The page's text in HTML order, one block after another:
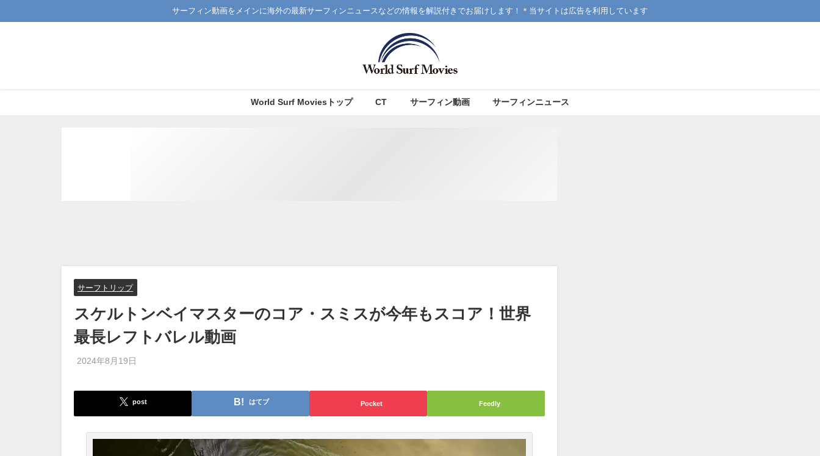
サーフィン動画をメインに海外の最新サーフィンニュースなどの情報を解説付きでお届けします！＊当サイトは広告を利用しています
World Surf Moviesトップ CT サーフィン動画 サーフィンニュース
サーフトリップ
スケルトンベイマスターのコア・スミスが今年もスコア！世界
最長レフトバレル動画
2024年8月19日
post はてブ Pocket Feedly